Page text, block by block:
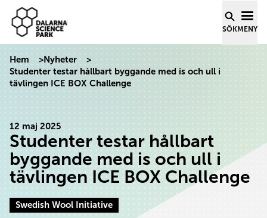
Hoppa till innehåll
Dalarna Science Park
SÖKMENY
Hem >Nyheter
>
Studenter testar hållbart byggande med is och ull i
tävlingen ICE BOX Challenge
12 maj 2025
Studenter testar hållbart
byggande med is och ull i
tävlingen ICE BOX Challenge
Swedish Wool Initiative